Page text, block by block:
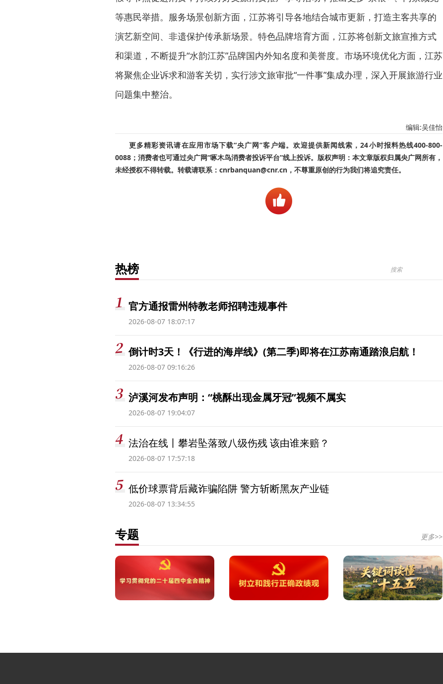
等惠民举措。服务场景创新方面，江苏将引导各地结合城市更新，打造主客共享的
演艺新空间、非遗保护传承新场景。特色品牌培育方面，江苏将创新文旅宣推方式
和渠道，不断提升“水韵江苏”品牌国内外知名度和美誉度。市场环境优化方面，江苏
将聚焦企业诉求和游客关切，实行涉文旅审批“一件事”集成办理，深入开展旅游行业
问题集中整治。
编辑:吴佳怡
更多精彩资讯请在应用市场下载“央广网”客户端。欢迎提供新闻线索，24小时报料热线400-800-
0088；消费者也可通过央广网“啄木鸟消费者投诉平台”线上投诉。版权声明：本文章版权归属央广网所有，
未经授权不得转载。转载请联系：cnrbanquan@cnr.cn，不尊重原创的行为我们将追究责任。
热榜
官方通报雷州特教老师招聘违规事件
2026-08-07 18:07:17
倒计时3天！《行进的海岸线》(第二季)即将在江苏南通踏浪启航！
2026-08-07 09:16:26
泸溪河发布声明：“桃酥出现金属牙冠”视频不属实
2026-08-07 19:04:07
法治在线丨攀岩坠落致八级伤残 该由谁来赔？
2026-08-07 17:57:18
低价球票背后藏诈骗陷阱 警方斩断黑灰产业链
2026-08-07 13:34:55
专题 更多>>